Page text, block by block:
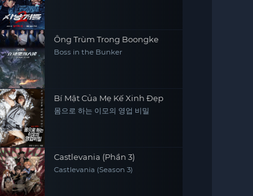
Ông Trùm Trong Boongke
Boss in the Bunker
Bí Mật Của Mẹ Kế Xinh Đẹp
몸으로 하는 이모의 영업 비밀
Castlevania (Phần 3)
Castlevania (Season 3)